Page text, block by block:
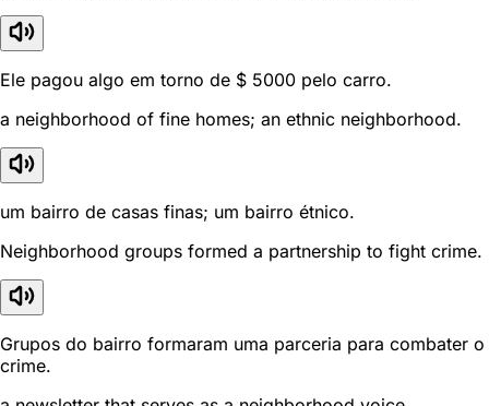
Ele pagou algo em torno de $ 5000 pelo carro.
a neighborhood of fine homes; an ethnic neighborhood.
um bairro de casas finas; um bairro étnico.
Neighborhood groups formed a partnership to fight crime.
Grupos do bairro formaram uma parceria para combater o
crime.